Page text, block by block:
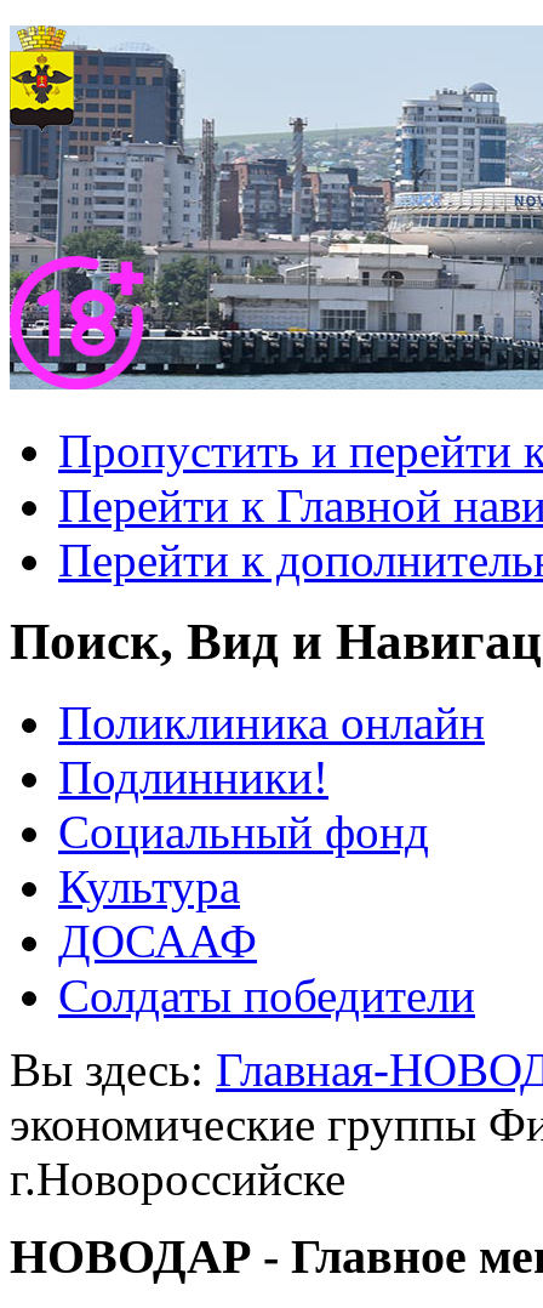
Пропустить и перейти
Перейти к Главной
Перейти к
Поиск, Вид и
Поликлиника онлайн
Подлинники!
Социальный фонд
Культура
ДОСААФ
Солдаты победители
Вы здесь: Главная-
экономические группы
г.Новороссийске
НОВОДАР - Главное